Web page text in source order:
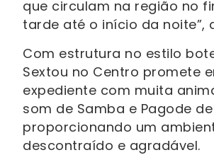
que circulam na região no
tarde até o início da noite”,
Com estrutura no estilo
Sextou no Centro promete
expediente com muita
som de Samba e Pagode
proporcionando um
descontraído e agradável.